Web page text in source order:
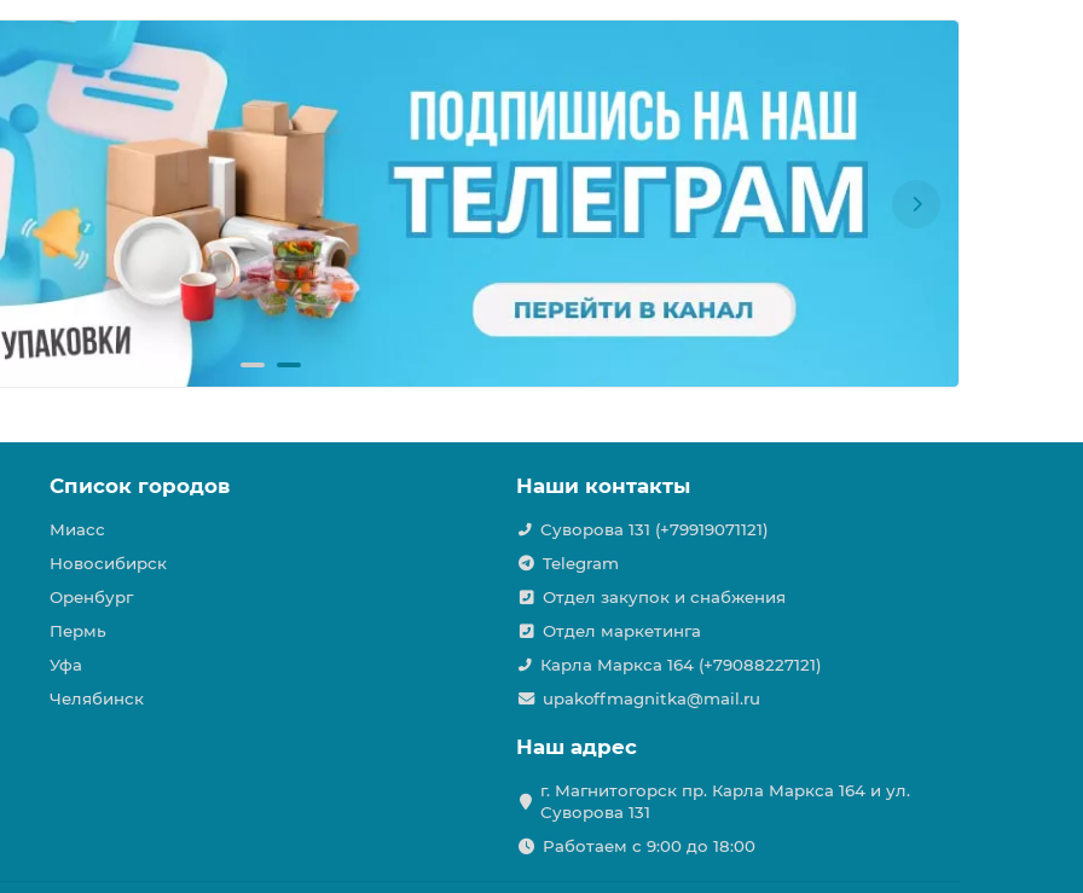
Список городов
Миасс
Новосибирск
Оренбург
Пермь
Уфа
Челябинск
Наши контакты
Суворова 131 (+79919071121)
Telegram
Отдел закупок и снабжения
Отдел маркетинга
Карла Маркса 164 (+79088227121)
upakoffmagnitka@mail.ru
Наш адрес
г. Магнитогорск пр. Карла Маркса 164 и ул.
Суворова 131
Работаем с 9:00 до 18:00